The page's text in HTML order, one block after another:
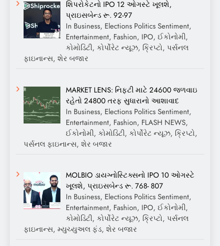
શિપરોકેટનો IPO 12 ઓગસ્ટે ખૂલશે,
પ્રાઇસબેન્ડ રૂ. 92-97
In Business, Elections Politics Sentiment,
Entertainment, Fashion, IPO, ઈકોનોમી,
કોમોડિટી, કોર્પોરેટ ન્યૂઝ, ક્રિપ્ટો, પર્સનલ
ફાઇનાન્સ, શેર બજાર
MARKET LENS: નિફ્ટી માટે 24600 જળવાઇ
રહેતો 24800 તરફ સુધારાનો આશાવાદ
In Business, Elections Politics Sentiment,
Entertainment, Fashion, FLASH NEWS,
ઈકોનોમી, કોમોડિટી, કોર્પોરેટ ન્યૂઝ, ક્રિપ્ટો,
પર્સનલ ફાઇનાન્સ, શેર બજાર
MOLBIO ડાયગ્નોસ્ટિક્સનો IPO 10 ઓગસ્ટે
ખૂલશે, પ્રાઇસબેન્ડ રૂ. 768- 807
In Business, Elections Politics Sentiment,
Entertainment, Fashion, IPO, ઈકોનોમી,
કોમોડિટી, કોર્પોરેટ ન્યૂઝ, ક્રિપ્ટો, પર્સનલ
ફાઇનાન્સ, મ્યુચ્યુઅલ ફંડ, શેર બજાર